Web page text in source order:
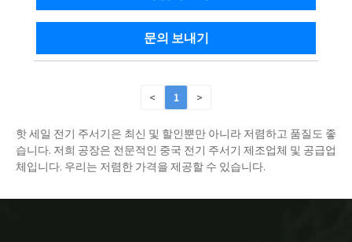
문의 보내기
< 1 >
핫 세일 전기 주서기은 최신 및 할인뿐만 아니라 저렴하고 품질도 좋
습니다. 저희 공장은 전문적인 중국 전기 주서기 제조업체 및 공급업
체입니다. 우리는 저렴한 가격을 제공할 수 있습니다.